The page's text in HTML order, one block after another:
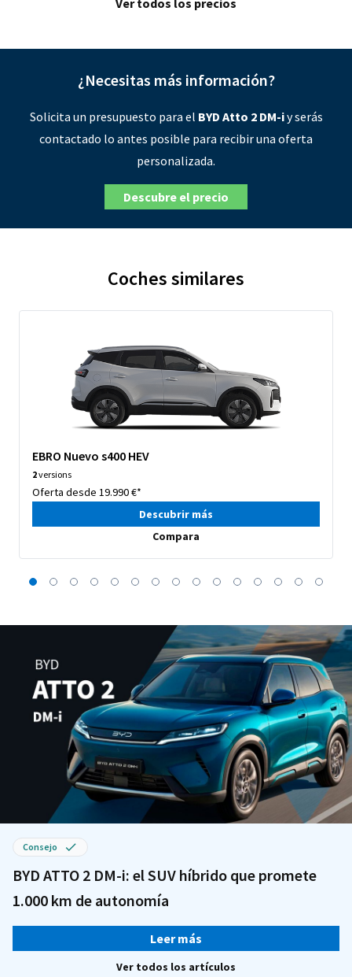
Ver todos los precios
¿Necesitas más información?
Solicita un presupuesto para el BYD Atto 2 DM-iy serás
contactado lo antes posible para recibir una oferta
personalizada.
Descubre el precio
Coches similares
EBRO Nuevo s400 HEV
2versions
Oferta desde 19.990 €*
Descubrir más
Compara
Consejo
BYD ATTO 2 DM-i: el SUV híbrido que promete
1.000 km de autonomía
Leer más
Ver todos los artículos